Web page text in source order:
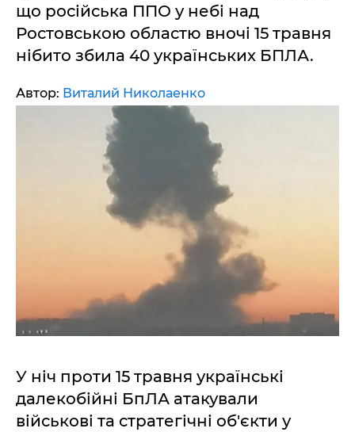
що російська ППО у небі над
Ростовською областю вночі 15 травня
нібито збила 40 українських БПЛА.
Автор: Виталий Николаенко
У ніч проти 15 травня українські
далекобійні БпЛА атакували
військові та стратегічні об'єкти у